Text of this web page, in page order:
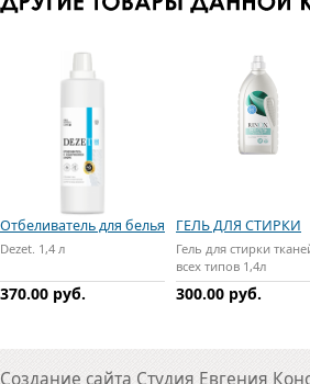
Отбеливатель для белья
Dezet. 1,4 л
370.00 руб.
ГЕЛЬ ДЛЯ СТИРКИ
"RINOX ЭКО-ГЕЛЬ"
Гель для стирки
всех типов 1,4л
300.00 руб.
Создание сайта Студия Евгения